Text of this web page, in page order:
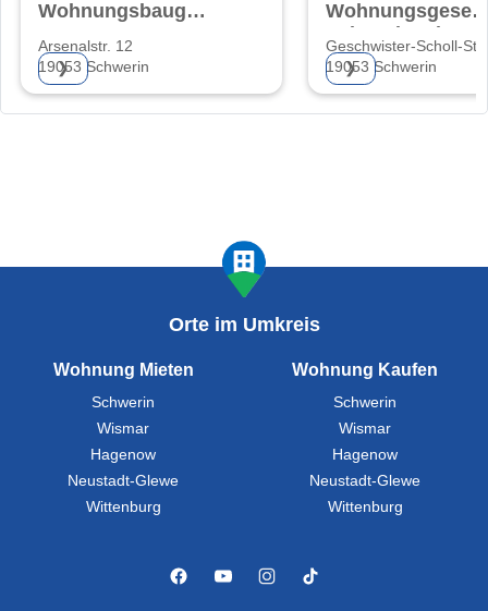
Wohnungsbaugenossenschaft
Arsenalstr. 12
19053 Schwerin
❯
Schwerin mbH
Geschwister-Scholl-
19053 Schwerin
❯
Orte im Umkreis
Wohnung Mieten
Schwerin
Wismar
Hagenow
Neustadt-Glewe
Wittenburg
Wohnung Kaufen
Schwerin
Wismar
Hagenow
Neustadt-Glewe
Wittenburg